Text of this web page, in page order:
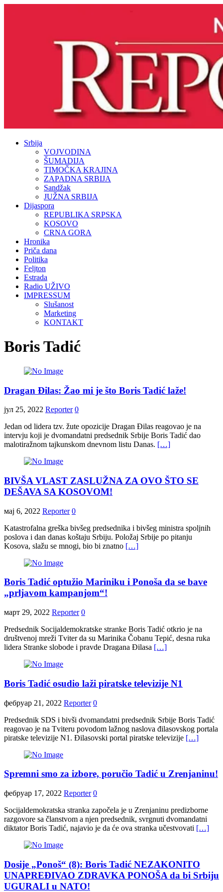
Srbija
VOJVODINA
ŠUMADIJA
TIMOČKA KRAJINA
ZAPADNA SRBIJA
Sandžak
JUŽNA SRBIJA
Dijaspora
REPUBLIKA SRPSKA
KOSOVO
CRNA GORA
Hronika
Priča dana
Politika
Feljton
Estrada
Radio UŽIVO
IMPRESSUM
Slušanost
Marketing
KONTAKT
Boris Tadić
Dragan Đilas: Žao mi je što Boris Tadić laže!
јул 25, 2022 Reporter 0
Jedan od lidera tzv. žute opozicije Dragan Đilas reagovao je na
intervju koji je dvomandatni predsednik Srbije Boris Tadić dao
malotiražnom tajkunskom dnevnom listu Danas. […]
BIVŠA VLAST ZASLUŽNA ZA OVO ŠTO SE
DEŠAVA SA KOSOVOM!
мај 6, 2022 Reporter 0
Katastrofalna greška bivšeg predsednika i bivšeg ministra spoljnih
poslova i dan danas koštaju Srbiju. Položaj Srbije po pitanju
Kosova, slažu se mnogi, bio bi znatno […]
Boris Tadić optužio Mariniku i Ponoša da se bave
„prljavom kampanjom“!
март 29, 2022 Reporter 0
Predsednik Socijaldemokratske stranke Boris Tadić otkrio je na
društvenoj mreži Tviter da su Marinika Čobanu Tepić, desna ruka
lidera Stranke slobode i pravde Dragana Đilasa […]
Boris Tadić osudio laži piratske televizije N1
фебруар 21, 2022 Reporter 0
Predsednik SDS i bivši dvomandatni predsednik Srbije Boris Tadić
reagovao je na Tviteru povodom lažnog naslova đilasovskog portala
piratske televizije N1. Đilasovski portal piratske televizije […]
Spremni smo za izbore, poručio Tadić u Zrenjaninu!
фебруар 17, 2022 Reporter 0
Socijaldemokratska stranka započela je u Zrenjaninu predizborne
razgovore sa članstvom a njen predsednik, svrgnuti dvomandatni
diktator Boris Tadić, najavio je da će ova stranka učestvovati […]
Dosije „Ponoš“ (8): Boris Tadić NEZAKONITO
UNAPREĐIVAO ZDRAVKA PONOŠA da bi Srbiju
UGURALI u NATO!